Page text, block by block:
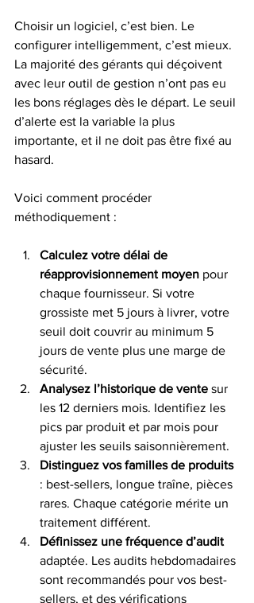
Choisir un logiciel, c’est bien. Le
configurer intelligemment, c’est mieux.
La majorité des gérants qui déçoivent
avec leur outil de gestion n’ont pas eu
les bons réglages dès le départ. Le seuil
d’alerte est la variable la plus
importante, et il ne doit pas être fixé au
hasard.
Voici comment procéder
méthodiquement :
Calculez votre délai de
réapprovisionnement moyen pour
chaque fournisseur. Si votre
grossiste met 5 jours à livrer, votre
seuil doit couvrir au minimum 5
jours de vente plus une marge de
sécurité.
Analysez l’historique de vente sur
les 12 derniers mois. Identifiez les
pics par produit et par mois pour
ajuster les seuils saisonnièrement.
Distinguez vos familles de produits
: best-sellers, longue traîne, pièces
rares. Chaque catégorie mérite un
traitement différent.
Définissez une fréquence d’audit
adaptée. Les audits hebdomadaires
sont recommandés pour vos best-
sellers, et des vérifications